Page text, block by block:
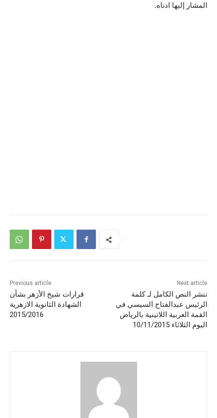
المشار إليها ادناه.
Previous article
قرارات شيخ الأزهر بشأن
الشهادة الثانوية الازهرية
2015/2016
Next article
ننشر النص الكامل لـ كلمة
الرئيس عبدالفتاح السيسي في
القمة العربية اللاتينية بالرياض
اليوم الثلاثاء 10/11/2015